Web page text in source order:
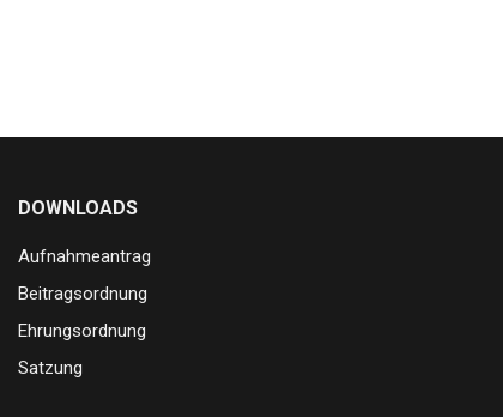
DOWNLOADS
Aufnahmeantrag
Beitragsordnung
Ehrungsordnung
Satzung